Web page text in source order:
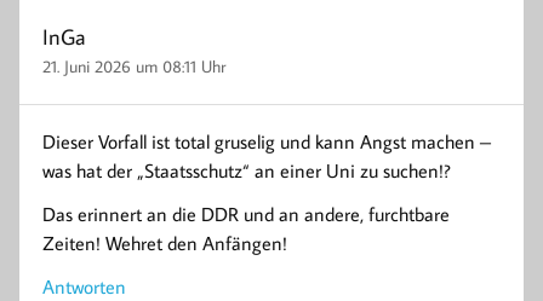
InGa
21. Juni 2026 um 08:11 Uhr
Dieser Vorfall ist total gruselig und kann Angst machen –
was hat der „Staatsschutz“ an einer Uni zu suchen!?
Das erinnert an die DDR und an andere, furchtbare
Zeiten! Wehret den Anfängen!
Antworten